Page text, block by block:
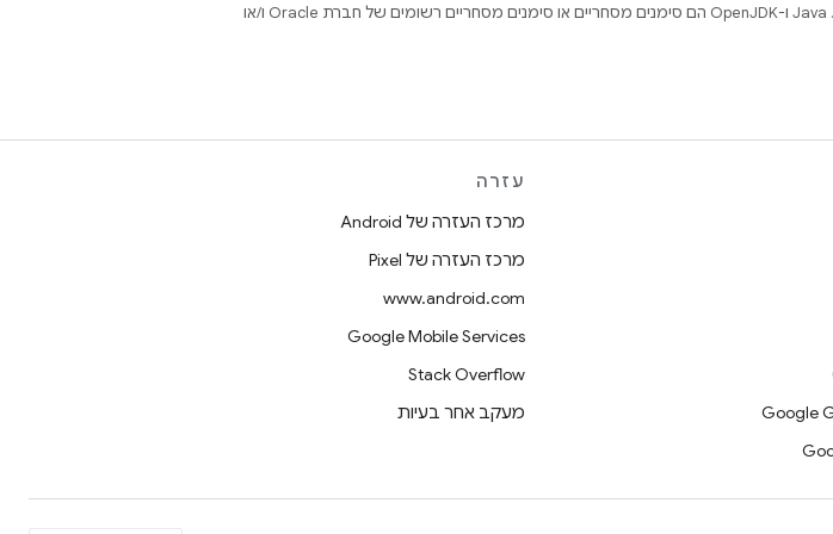
.‏ Java ו-OpenJDK הם סימנים מסחריים או סימנים מסחריים רשומים של חברת Oracle ו/או
עזרה
מרכז העזרה של Android
מרכז העזרה של Pixel
www.android.com
Google Mobile Services
Stack Overflow
מעקב אחר בעיות